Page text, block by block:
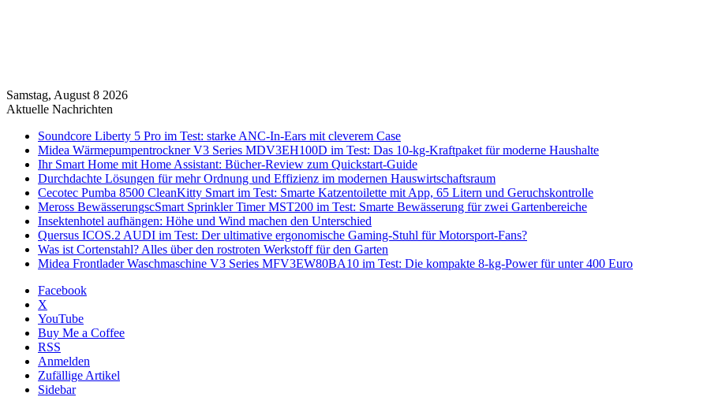
Samstag, August 8 2026
Aktuelle Nachrichten
Soundcore Liberty 5 Pro im Test: starke ANC-In-Ears mit cleverem Case
Midea Wärmepumpentrockner V3 Series MDV3EH100D im Test: Das 10-kg-Kraftpaket für moderne Haushalte
Ihr Smart Home mit Home Assistant: Bücher-Review zum Quickstart-Guide
Durchdachte Lösungen für mehr Ordnung und Effizienz im modernen Hauswirtschaftsraum
Cecotec Pumba 8500 CleanKitty Smart im Test: Smarte Katzentoilette mit App, 65 Litern und Geruchskontrolle
Meross BewässerungscSmart Sprinkler Timer MST200 im Test: Smarte Bewässerung für zwei Gartenbereiche
Insektenhotel aufhängen: Höhe und Wind machen den Unterschied
Quersus ICOS.2 AUDI im Test: Der ultimative ergonomische Gaming-Stuhl für Motorsport-Fans?
Was ist Cortenstahl? Alles über den rostroten Werkstoff für den Garten
Midea Frontlader Waschmaschine V3 Series MFV3EW80BA10 im Test: Die kompakte 8-kg-Power für unter 400 Euro
Facebook
X
YouTube
Buy Me a Coffee
RSS
Anmelden
Zufällige Artikel
Sidebar